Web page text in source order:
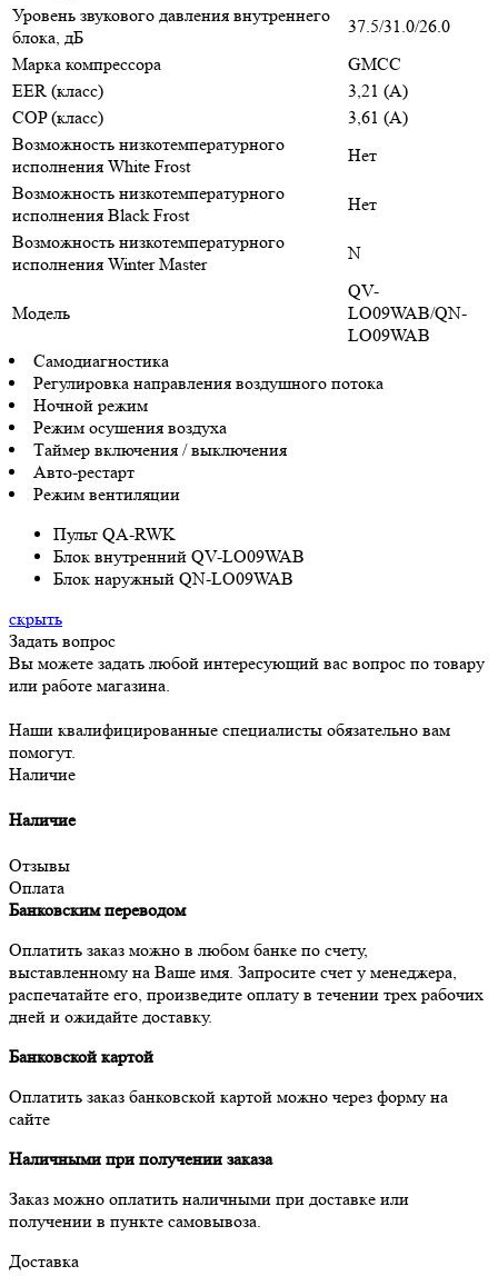
Уровень звукового давления внутреннего
блока, дБ
37.5/31.0/26.0
Марка компрессора
GMCC
EER (класс)
3,21 (A)
COP (класс)
3,61 (A)
Возможность низкотемпературного
исполнения White Frost
Нет
Возможность низкотемпературного
исполнения Black Frost
Нет
Возможность низкотемпературного
исполнения Winter Master
N
Модель
QV-
LO09WAB/QN-
LO09WAB
Самодиагностика
Регулировка направления воздушного потока
Ночной режим
Режим осушения воздуха
Таймер включения / выключения
Авто-рестарт
Режим вентиляции
Пульт QA-RWK
Блок внутренний QV-LO09WAB
Блок наружный QN-LO09WAB
скрыть
Задать вопрос
Вы можете задать любой интересующий вас вопрос по товару
или работе магазина.
Наши квалифицированные специалисты обязательно вам
помогут.
Наличие
Наличие
Отзывы
Оплата
Банковским переводом
Оплатить заказ можно в любом банке по счету,
выставленному на Ваше имя. Запросите счет у менеджера,
распечатайте его, произведите оплату в течении трех рабочих
дней и ожидайте доставку.
Банковской картой
Оплатить заказ банковской картой можно через форму на
сайте
Наличными при получении заказа
Заказ можно оплатить наличными при доставке или
получении в пункте самовывоза.
Доставка